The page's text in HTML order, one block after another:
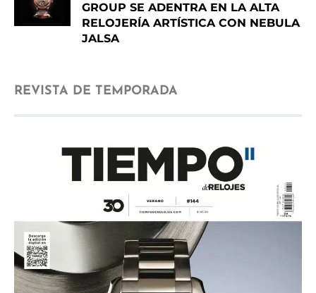
GROUP SE ADENTRA EN LA ALTA
RELOJERÍA ARTÍSTICA CON NEBULA
JALSA
REVISTA DE TEMPORADA